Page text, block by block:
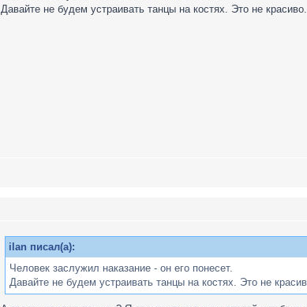
Давайте не будем устраивать танцы на костях. Это не
ilan писал(а):
Человек заслужил наказание - он его понесет.
Давайте не будем устраивать танцы на костях. Это не